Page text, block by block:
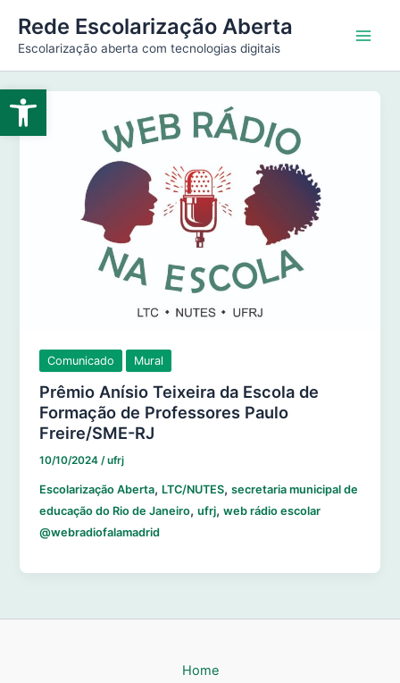
Abrir a barra de ferramentas
para
conteúdo
Rede Escolarização Aberta
Escolarização aberta com tecnologias digitais
Comunicado Mural
Prêmio Anísio Teixeira da Escola de
Formação de Professores Paulo
Freire/SME-RJ
10/10/2024 /ufrj
Escolarização Aberta, LTC/NUTES,secretaria municipal de
educação do Rio de Janeiro,ufrj,web rádio escolar
@webradiofalamadrid
Home